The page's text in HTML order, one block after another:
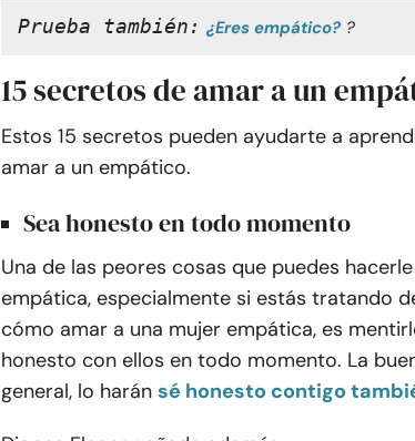
Prueba también: ¿Eres empático? ?
15 secretos de amar a un
Estos 15 secretos pueden ayudarte a
amar a un empático.
Sea honesto en todo momento
Una de las peores cosas que puedes
empática, especialmente si estás tratando
cómo amar a una mujer empática, es
honesto con ellos en todo momento. La
general, lo harán sé honesto contigo